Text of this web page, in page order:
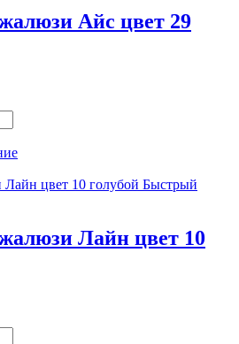
Айс цвет 29
Быстрый
Лайн цвет 10